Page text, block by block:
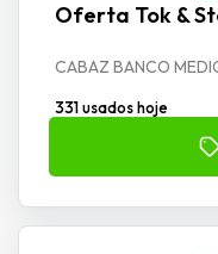
Oferta Tok &
CABAZ BANCO
331 usados hoje